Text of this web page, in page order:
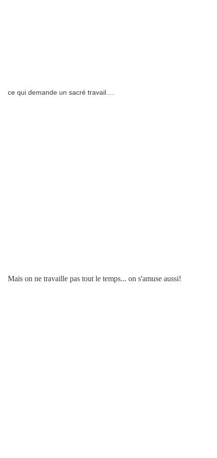
ce qui demande un sacré travail....
Mais on ne travaille pas tout le temps... on s'amuse aussi!